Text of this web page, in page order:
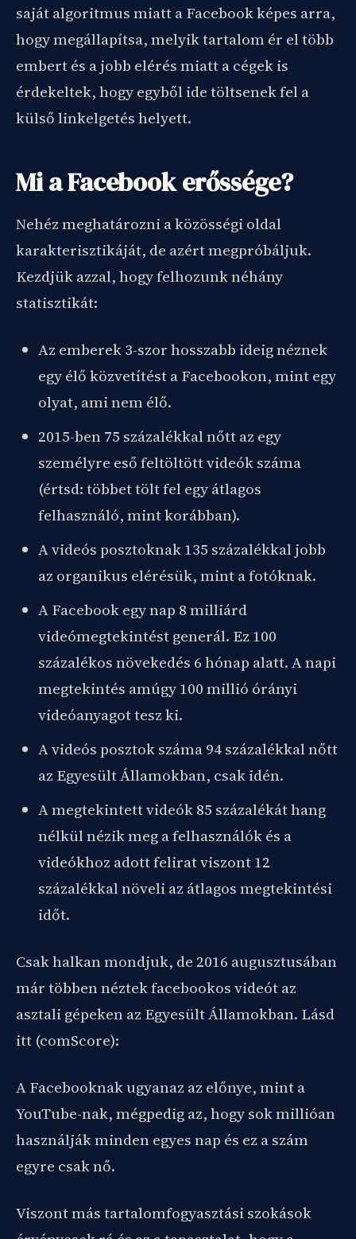
saját algoritmus miatt a Facebook képes arra,
hogy megállapítsa, melyik tartalom ér el több
embert és a jobb elérés miatt a cégek is
érdekeltek, hogy egyből ide töltsenek fel a
külső linkelgetés helyett.
Mi a Facebook erőssége?
Nehéz meghatározni a közösségi oldal
karakterisztikáját, de azért megpróbáljuk.
Kezdjük azzal, hogy felhozunk néhány
statisztikát:
Az emberek 3-szor hosszabb ideig néznek
egy élő közvetítést a Facebookon, mint egy
olyat, ami nem élő.
2015-ben 75 százalékkal nőtt az egy
személyre eső feltöltött videók száma
(értsd: többet tölt fel egy átlagos
felhasználó, mint korábban).
A videós posztoknak 135 százalékkal jobb
az organikus elérésük, mint a fotóknak.
A Facebook egy nap 8 milliárd
videómegtekintést generál. Ez 100
százalékos növekedés 6 hónap alatt. A napi
megtekintés amúgy 100 millió órányi
videóanyagot tesz ki.
A videós posztok száma 94 százalékkal nőtt
az Egyesült Államokban, csak idén.
A megtekintett videók 85 százalékát hang
nélkül nézik meg a felhasználók és a
videókhoz adott felirat viszont 12
százalékkal növeli az átlagos megtekintési
időt.
Csak halkan mondjuk, de 2016 augusztusában
már többen néztek facebookos videót az
asztali gépeken az Egyesült Államokban. Lásd
itt (comScore):
A Facebooknak ugyanaz az előnye, mint a
YouTube-nak, mégpedig az, hogy sok millióan
használják minden egyes nap és ez a szám
egyre csak nő.
Viszont más tartalomfogyasztási szokások